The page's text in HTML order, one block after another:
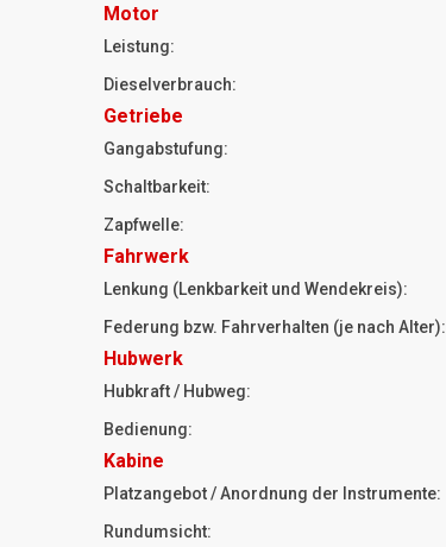
Motor
Leistung:
Dieselverbrauch:
Getriebe
Gangabstufung:
Schaltbarkeit:
Zapfwelle:
Fahrwerk
Lenkung (Lenkbarkeit und Wendekreis):
Federung bzw. Fahrverhalten (je nach Alter):
Hubwerk
Hubkraft / Hubweg:
Bedienung:
Kabine
Platzangebot / Anordnung der Instrumente:
Rundumsicht: